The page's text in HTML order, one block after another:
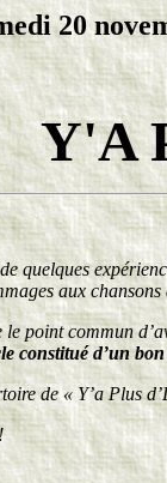
20
Y'A
quelques
aux
point commun
constitué d’un
de « Y’a Plus